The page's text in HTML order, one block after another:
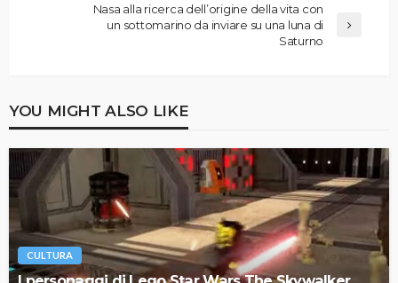
Nasa alla ricerca dell’origine della vita con
un sottomarino da inviare su una luna di
Saturno
YOU MIGHT ALSO LIKE
CULTURA